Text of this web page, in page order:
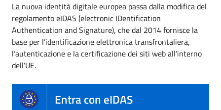
La nuova identità digitale europea passa dalla modifica del
regolamento eIDAS (electronic IDentification
Authentication and Signature), che dal 2014 fornisce la
base per l’identificazione elettronica transfrontaliera,
l’autenticazione e la certificazione dei siti web all’interno
dell’UE.
Entra con eIDAS